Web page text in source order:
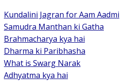
Kundalini Jagran for Aam Aadmi
Samudra Manthan ki Gatha
Brahmacharya kya hai
Dharma ki Paribhasha
What is Swarg Narak
Adhyatma kya hai